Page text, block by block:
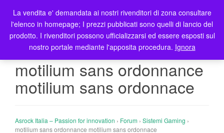
T
o
g
l
motilium sans ordonnance
motilium sans ordonnace
Asrock Italia – Passion for innovation › Forum › Sistemi Gaming ›
motilium sans ordonnance motilium sans ordonnace
La vendita e' demandata ai nostri rivenditori di zona consultare
l'elenco in homepage; I prezzi pubblicati sono quelli di lancio del
prodotto. I rivenditori possono ufficializzarsi ed essere esposti sul
nostro portale mediante l'apposita procedura. Ignora